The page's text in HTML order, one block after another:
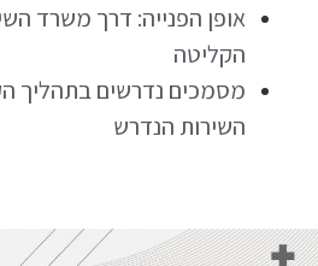
אופן הפנייה: דרך משרד
הקליטה
מסמכים נדרשים בתהליך
השירות הנדרש